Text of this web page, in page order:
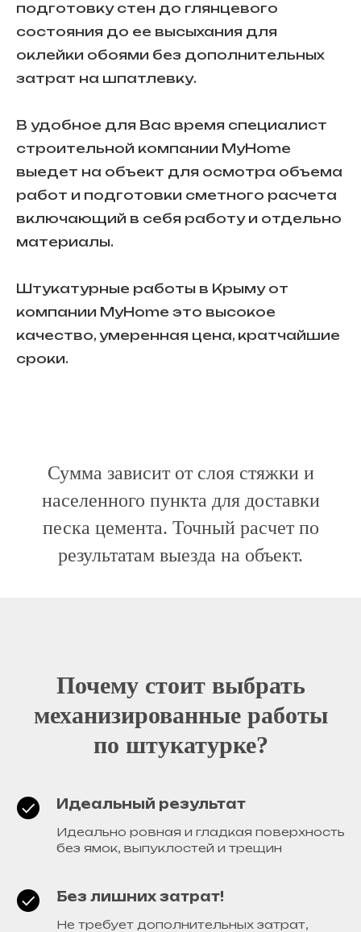
подготовку стен до глянцевого
состояния до ее высыхания для
оклейки обоями без дополнительных
затрат на шпатлевку.
В удобное для Вас время специалист
строительной компании MyHome
выедет на объект для осмотра объема
работ и подготовки сметного расчета
включающий в себя работу и отдельно
материалы.
Штукатурные работы в Крыму от
компании MyHome это высокое
качество, умеренная цена, кратчайшие
сроки.
Сумма зависит от слоя стяжки и
населенного пункта для доставки
песка цемента. Точный расчет по
результатам выезда на объект.
Почему стоит выбрать
механизированные работы
по штукатурке?
Идеальный результат
Идеально ровная и гладкая поверхность
без ямок, выпуклостей и трещин
Без лишних затрат!
Не требует дополнительных затрат,